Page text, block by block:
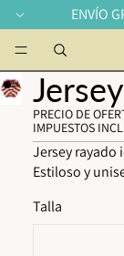
ENVÍO
PRECIO DE
IMPUESTOS
Jersey rayado
Estiloso y
Talla